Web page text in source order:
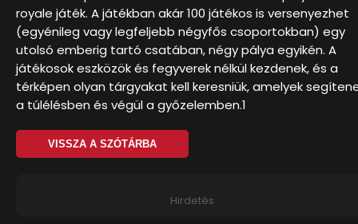
royale játék. A játékban akár 100 játékos is versenyezhet
(egyénileg vagy legfeljebb négyfős csoportokban) egy
utolsó emberig tartó csatában, négy pálya egyikén. A
játékosok eszközök és fegyverek nélkül kezdenek, és a
térképen olyan tárgyakat kell keresniük, amelyek
a túlélésben és végül a győzelemben.1
VISSZA A SZÓTÁRBA
Hirdetés